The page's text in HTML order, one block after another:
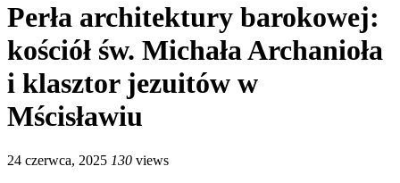
Perła architektury barokowej:
kościół św. Michała Archanioła
i klasztor jezuitów w
Mścisławiu
24 czerwca, 2025 130 views